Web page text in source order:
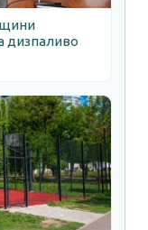
дизпаливо